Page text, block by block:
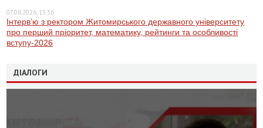
07.08.2026, 15:36
Інтерв’ю з ректором Житомирського державного університету
про перший пріоритет, математику, рейтинги та особливості
вступу-2026
ДІАЛОГИ